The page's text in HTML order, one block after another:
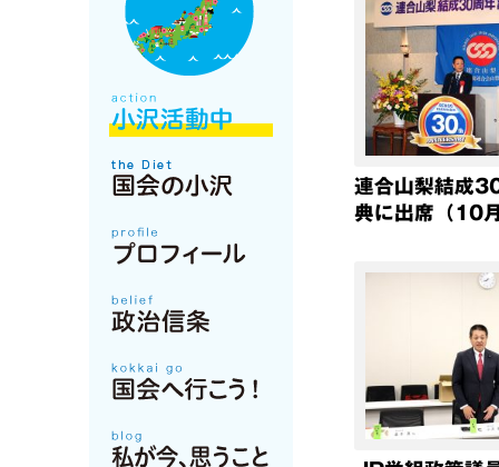
連合山梨結成
典に出席（10